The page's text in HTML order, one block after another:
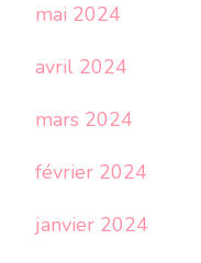
mai 2024
avril 2024
mars 2024
février 2024
janvier 2024